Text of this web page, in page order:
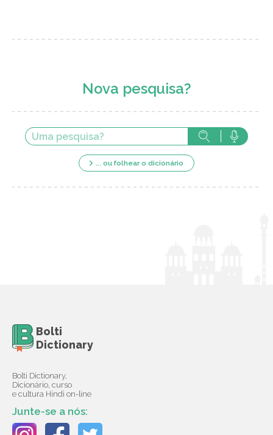
Nova pesquisa?
... ou folhear o dicionário
Bolti
Dictionary
Bolti Dictionary,
Dicionário, curso
e cultura Hindi on-line
Junte-se a nós: